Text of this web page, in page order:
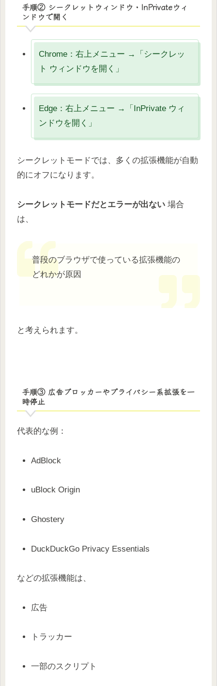
手順② シークレットウィンドウ・InPrivateウィ
ンドウで開く
Chrome：右上メニュー →「シークレッ
ト ウィンドウを開く」
Edge：右上メニュー →「InPrivate ウィ
ンドウを開く」
シークレットモードでは、多くの拡張機能が自動
的にオフになります。
シークレットモードだとエラーが出ない 場合
は、
普段のブラウザで使っている拡張機能の
どれかが原因
と考えられます。
手順③ 広告ブロッカーやプライバシー系拡張を一
時停止
代表的な例：
AdBlock
uBlock Origin
Ghostery
DuckDuckGo Privacy Essentials
などの拡張機能は、
広告
トラッカー
一部のスクリプト